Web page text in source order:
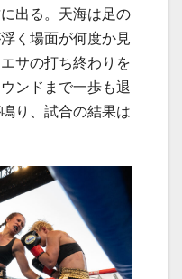
出る。天海は足の
く場面が何度か見
サの打ち終わりを
ンドまで一歩も退
り、試合の結果は